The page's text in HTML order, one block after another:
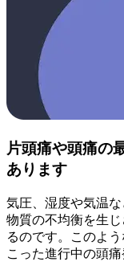
片頭痛や頭痛の
あります
気圧、湿度や気温
物質の不均衡を生
るのです。このよ
こった進行中の頭